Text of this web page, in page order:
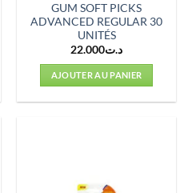
GUM SOFT PICKS
ADVANCED REGULAR 30
UNITÉS
د.ت22.000
AJOUTER AU PANIER